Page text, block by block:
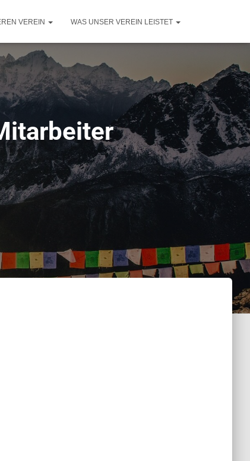
VEREIN WAS UNSER VEREIN LEISTET